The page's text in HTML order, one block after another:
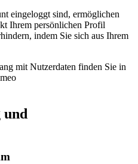
eingeloggt sind, ermöglichen
Ihrem persönlichen Profil
indem Sie sich aus Ihrem
mit Nutzerdaten finden Sie in